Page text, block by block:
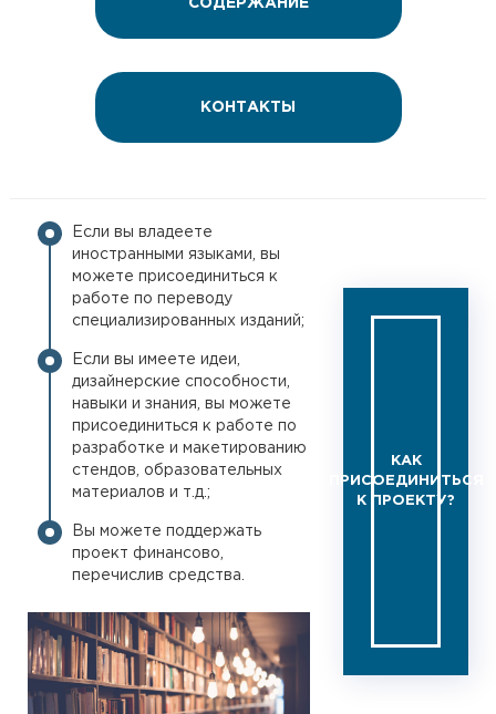
СОДЕРЖАНИЕ
КОНТАКТЫ
КАК
ПРИСОЕДИНИТЬСЯ
К ПРОЕКТУ?
Если вы владеете
иностранными языками, вы
можете присоединиться к
работе по переводу
специализированных изданий;
Если вы имеете идеи,
дизайнерские способности,
навыки и знания, вы можете
присоединиться к работе по
разработке и макетированию
стендов, образовательных
материалов и т.д.;
Вы можете поддержать
проект финансово,
перечислив средства.